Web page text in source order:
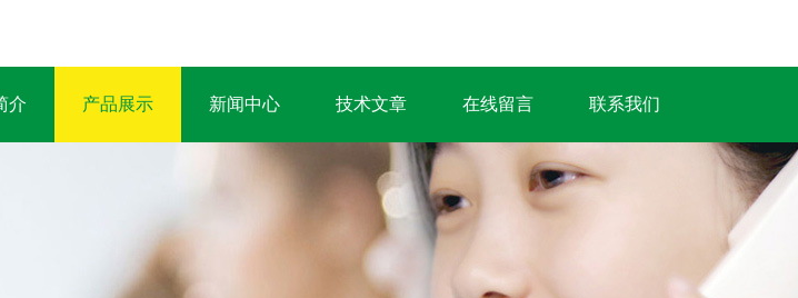
介 产品展示 新闻中心 技术文章 在线留言 联系我们